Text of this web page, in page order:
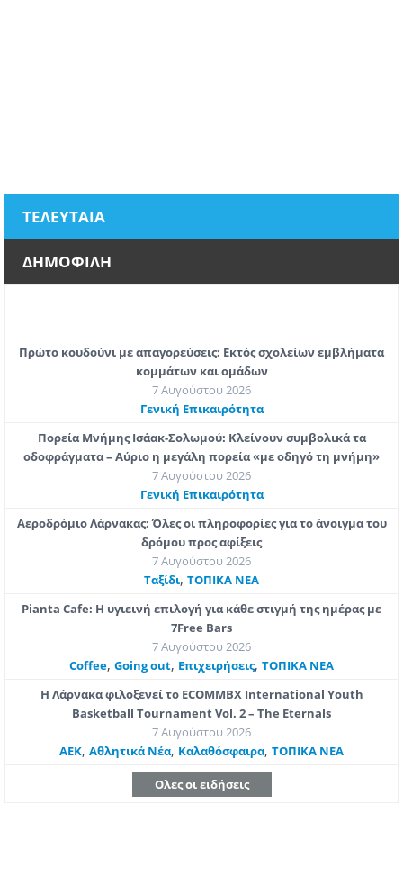
ΤΕΛΕΥΤΑΙΑ
ΔΗΜΟΦΙΛΗ
Πρώτο κουδούνι με απαγορεύσεις: Εκτός σχολείων εμβλήματα
κομμάτων και ομάδων
7 Αυγούστου 2026
Γενική Επικαιρότητα
Πορεία Μνήμης Ισάακ-Σολωμού: Κλείνουν συμβολικά τα
οδοφράγματα – Αύριο η μεγάλη πορεία «με οδηγό τη μνήμη»
7 Αυγούστου 2026
Γενική Επικαιρότητα
Αεροδρόμιο Λάρνακας: Όλες οι πληροφορίες για το άνοιγμα του
δρόμου προς αφίξεις
7 Αυγούστου 2026
Ταξίδι, ΤΟΠΙΚΑ ΝΕΑ
Pianta Cafe: Η υγιεινή επιλογή για κάθε στιγμή της ημέρας με
7Free Bars
7 Αυγούστου 2026
Coffee, Going out, Επιχειρήσεις, ΤΟΠΙΚΑ ΝΕΑ
Η Λάρνακα φιλοξενεί το ECOMMBX International Youth
Basketball Tournament Vol. 2 – The Eternals
7 Αυγούστου 2026
ΑΕΚ, Αθλητικά Νέα, Καλαθόσφαιρα, ΤΟΠΙΚΑ ΝΕΑ
Ολες οι ειδήσεις